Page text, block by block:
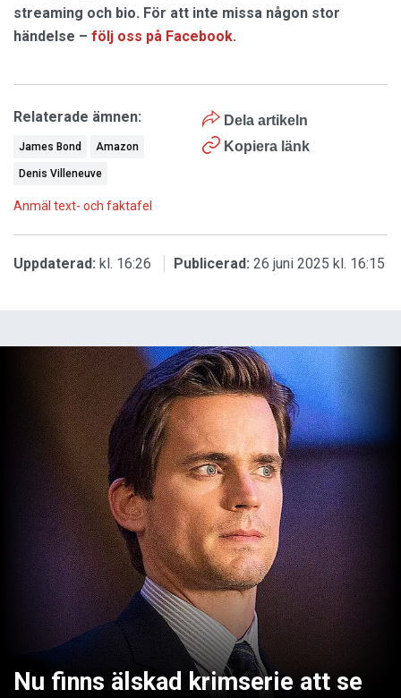
streaming och bio. För att inte missa någon stor
händelse – följ oss på Facebook.
Dela artikeln
Kopiera länk
Relaterade ämnen:
James Bond Amazon
Denis Villeneuve
Anmäl text- och faktafel
Uppdaterad: kl. 16:26 Publicerad: 26 juni 2025 kl. 16:15
Nu finns älskad krimserie att se